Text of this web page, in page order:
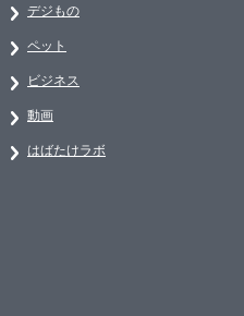
デジもの
ペット
ビジネス
動画
はばたけラボ